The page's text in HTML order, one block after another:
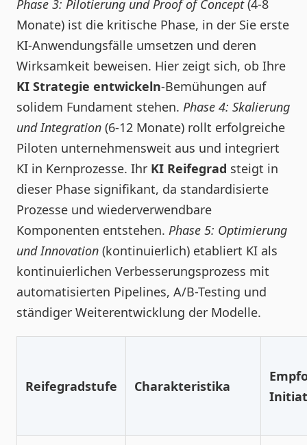
Phase 3: Pilotierung und Proof of Concept(4-8
Monate) ist die kritische Phase, in der Sie erste
KI-Anwendungsfälle umsetzen und deren
Wirksamkeit beweisen. Hier zeigt sich, ob Ihre
KI Strategie entwickeln-Bemühungen auf
solidem Fundament stehen. Phase 4: Skalierung
und Integration (6-12 Monate) rollt erfolgreiche
Piloten unternehmensweit aus und integriert
KI in Kernprozesse. Ihr KI Reifegrad steigt in
dieser Phase signifikant, da standardisierte
Prozesse und wiederverwendbare
Komponenten entstehen. Phase 5: Optimierung
und Innovation (kontinuierlich) etabliert KI als
kontinuierlichen Verbesserungsprozess mit
automatisierten Pipelines, A/B-Testing und
ständiger Weiterentwicklung der Modelle.
Reifegradstufe Charakteristika